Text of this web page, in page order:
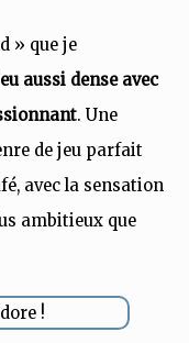
» que je
aussi dense avec
. Une
de jeu parfait
avec la sensation
ambitieux que
!